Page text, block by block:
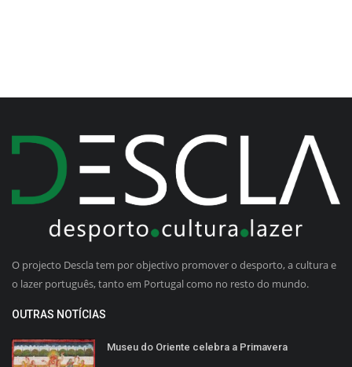
O projecto Descla tem por objectivo promover o desporto, a cultura e
o lazer português, tanto em Portugal como no resto do mundo.
OUTRAS NOTÍCIAS
Museu do Oriente celebra a Primavera